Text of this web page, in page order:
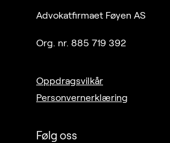
Advokatfirmaet Føyen AS
Org. nr. 885 719 392
Oppdragsvilkår
Personvernerklæring
Følg oss